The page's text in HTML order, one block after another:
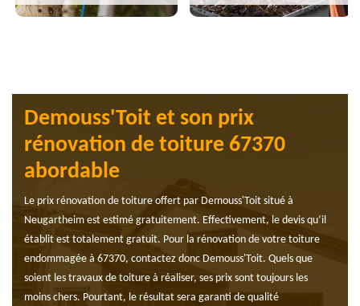
Demouss'Toit et son prix
rénovation de toiture 67370
abordable
Le prix rénovation de toiture offert par Demouss'Toit situé à
Neugartheim est estimé gratuitement. Effectivement, le devis qu’il
établit est totalement gratuit. Pour la rénovation de votre toiture
endommagée à 67370, contactez donc Demouss'Toit. Quels que
soient les travaux de toiture à réaliser, ses prix sont toujours les
moins chers. Pourtant, le résultat sera garanti de qualité